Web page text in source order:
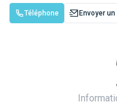
Téléphone Envoyer